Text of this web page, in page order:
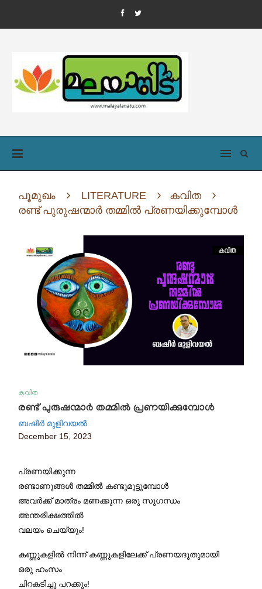
പൂമുഖം LITERATURE
കവിത
രണ്ട് പുരുഷന്മാർ തമ്മിൽ പ്രണയിക്കുമ്പോൾ
കവിത
രണ്ട് പുരുഷന്മാർ തമ്മിൽ പ്രണയിക്കുമ്പോൾ
ബഷീർ മുളിവയൽ
December 15, 2023
പ്രണയിക്കുന്ന
രണ്ടാണുങ്ങൾ തമ്മിൽ കണ്ടുമുട്ടുമ്പോൾ
അവർക്ക് മാത്രം മണക്കുന്ന ഒരു സുഗന്ധം
അന്തരീക്ഷത്തിൽ
വലയം ചെയ്യും!
കണ്ണുകളിൽ നിന്ന് കണ്ണുകളിലേക്ക് പ്രണയദൂതുമായി
ഒരു ഹംസം
ചിറകടിച്ചു പറക്കും!